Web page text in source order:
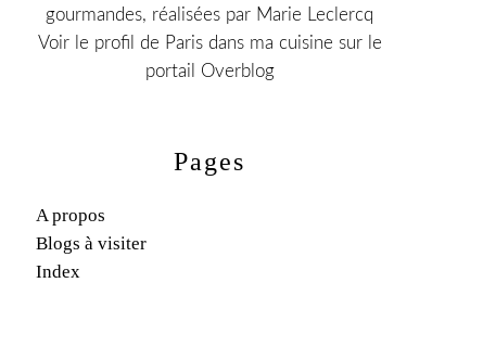
Pages
A propos
Blogs à visiter
Index
gourmandes, réalisées par Marie Leclercq
Voir le profil de Paris dans ma cuisine sur le
portail Overblog